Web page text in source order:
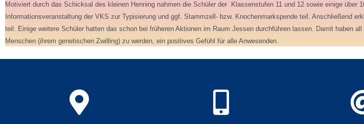
Motiviert durch das Schicksal des kleinen Henning nahmen die Schüler der Klassenstufen 11 und 12 sowie einige über
Informationsveranstaltung der VKS zur Typisierung und ggf. Stammzell- bzw. Knochenmarkspende teil. Anschließend
teil. Einige weitere Schüler hatten das schon bei früheren Aktionen im Raum Jessen durchführen lassen. Damit haben
Menschen (ihrem genetischen Zwilling) zu werden, ein positives Gefühl für alle Anwesenden.